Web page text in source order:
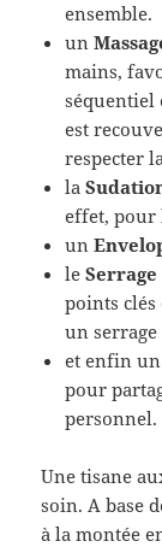
ensemble.
un
mains,
séquentiel
est
respecter
la
effet, pour
un
leSerrage
points
un
et enfin
pour
personnel.
Une tisane
soin. A base
à la montée